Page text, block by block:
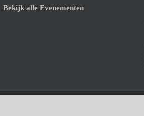
Bekijk alle Evenementen